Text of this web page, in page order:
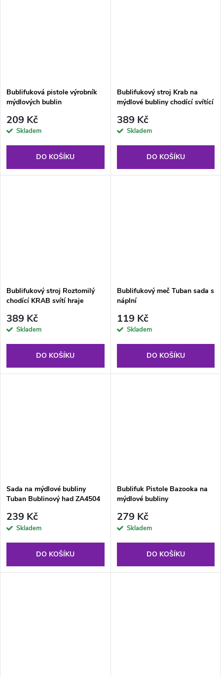
Bublifuková pistole výrobník
mýdlových bublin
209 Kč
Skladem
DO KOŠÍKU
Bublifukový stroj Krab na
mýdlové bubliny chodící svítící
389 Kč
Skladem
DO KOŠÍKU
Bublifukový stroj Roztomilý
chodící KRAB svítí hraje
389 Kč
Skladem
DO KOŠÍKU
Bublifukový meč Tuban sada s
náplní
119 Kč
Skladem
DO KOŠÍKU
Sada na mýdlové bubliny
Tuban Bublinový had ZA4504
239 Kč
Skladem
DO KOŠÍKU
Bublifuk Pistole Bazooka na
mýdlové bubliny
279 Kč
Skladem
DO KOŠÍKU